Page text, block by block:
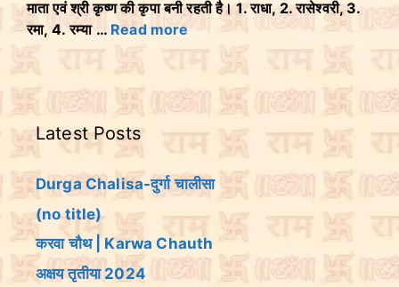
माता एवं श्री कृष्ण की कृपा बनी रहती है। 1. राधा, 2. रासेश्वरी, 3.
रमा, 4. रम्या … Read more
Latest Posts
Durga Chalisa-दुर्गा चालीसा
(no title)
करवा चौथ | Karwa Chauth
अक्षय तृतीया 2024